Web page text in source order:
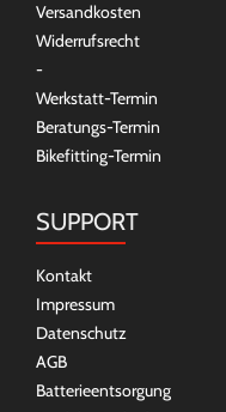
Versandkosten
Widerrufsrecht
-
Werkstatt-Termin
Beratungs-Termin
Bikefitting-Termin
SUPPORT
Kontakt
Impressum
Datenschutz
AGB
Batterieentsorgung